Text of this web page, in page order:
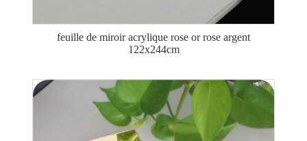
feuille de miroir acrylique rose or rose argent
122x244cm